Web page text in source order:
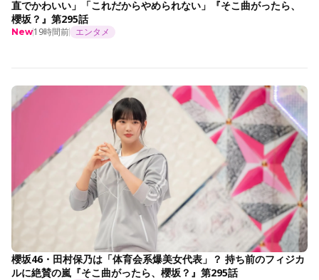
直でかわいい」「これだからやめられない」『そこ曲がったら、
櫻坂？』第295話
New19時間前 エンタメ
櫻坂46・田村保乃は「体育会系爆美女代表」？ 持ち前のフィジカ
ルに絶賛の嵐『そこ曲がったら、櫻坂？』第295話